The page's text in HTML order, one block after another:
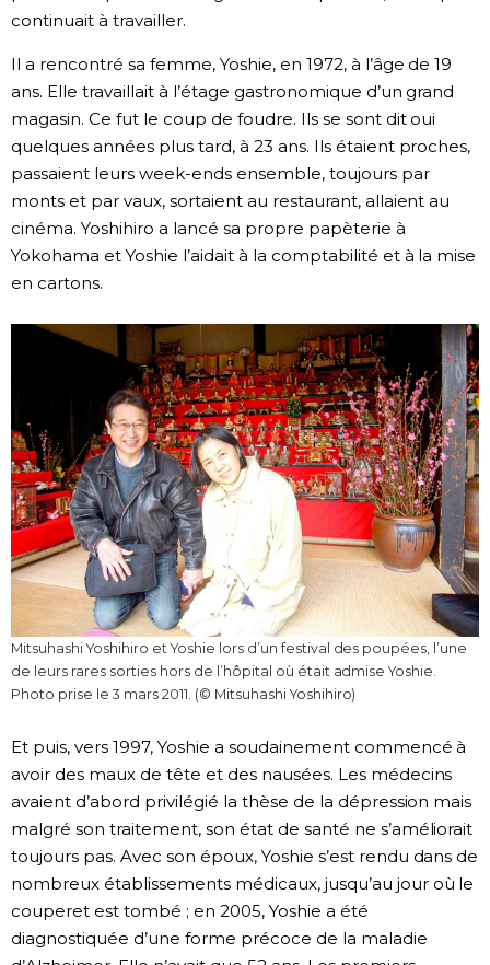
continuait à travailler.
Il a rencontré sa femme, Yoshie, en 1972, à l’âge de 19
ans. Elle travaillait à l’étage gastronomique d’un grand
magasin. Ce fut le coup de foudre. Ils se sont dit oui
quelques années plus tard, à 23 ans. Ils étaient proches,
passaient leurs week-ends ensemble, toujours par
monts et par vaux, sortaient au restaurant, allaient au
cinéma. Yoshihiro a lancé sa propre papèterie à
Yokohama et Yoshie l’aidait à la comptabilité et à la mise
en cartons.
Mitsuhashi Yoshihiro et Yoshie lors d’un festival des poupées, l’une
de leurs rares sorties hors de l’hôpital où était admise Yoshie.
Photo prise le 3 mars 2011. (© Mitsuhashi Yoshihiro)
Et puis, vers 1997, Yoshie a soudainement commencé à
avoir des maux de tête et des nausées. Les médecins
avaient d’abord privilégié la thèse de la dépression mais
malgré son traitement, son état de santé ne s’améliorait
toujours pas. Avec son époux, Yoshie s’est rendu dans de
nombreux établissements médicaux, jusqu’au jour où le
couperet est tombé ; en 2005, Yoshie a été
diagnostiquée d’une forme précoce de la maladie